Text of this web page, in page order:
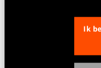
Vol en rond met rijp
tannines en een mooie
Ik